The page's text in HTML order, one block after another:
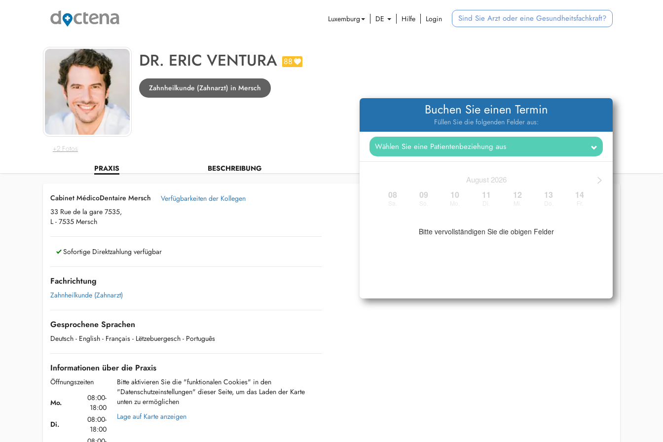
Luxemburg DE Hilfe Login Sind Sie Arzt oder eine Gesundheitsfachkraft?
+2 Fotos
DR. ERIC VENTURA 88
Zahnheilkunde (Zahnarzt) in Mersch
PRAXIS BESCHREIBUNG
Buchen Sie einen Termin
Füllen Sie die folgenden Felder aus:
>
August 2026
08 09 10 11 12 13 14
Bitte vervollständigen Sie die obigen Felder
Cabinet MédicoDentaire Mersch
33 Rue de la gare 7535,
L - 7535 Mersch
Verfügbarkeiten der Kollegen
Sofortige Direktzahlung verfügbar
Fachrichtung
Zahnheilkunde (Zahnarzt)
Gesprochene Sprachen
Deutsch - English - Français - Lëtzebuergesch - Português
Informationen über die Praxis
Öffnungszeiten
Mo.
08:00-
18:00
Di.
08:00-
18:00
Bitte aktivieren Sie die "funktionalen Cookies" in den
"Datenschutzeinstellungen" dieser Seite, um das Laden der Karte
unten zu ermöglichen
Lage auf Karte anzeigen